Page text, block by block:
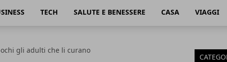
TECH SALUTE E BENESSERE CASA VIAGGI
gli adulti che li curano